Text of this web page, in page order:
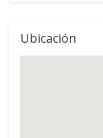
Ubicación